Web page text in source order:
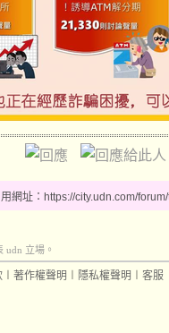
用網址：https://city.udn.com/
udn 立場。
著作權聲明 隱私權聲明 客服